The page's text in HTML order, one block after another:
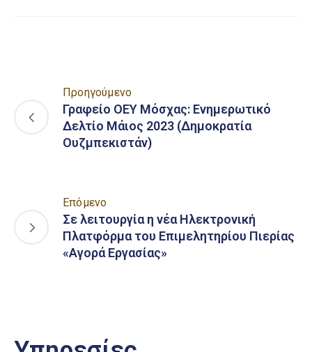
Προηγούμενο
Γραφείο ΟΕΥ Μόσχας: Ενημερωτικό
Δελτίο Μάιος 2023 (Δημοκρατία
Ουζμπεκιστάν)
Επόμενο
Σε λειτουργία η νέα Ηλεκτρονική
Πλατφόρμα του Επιμελητηρίου Πιερίας
«Αγορά Εργασίας»